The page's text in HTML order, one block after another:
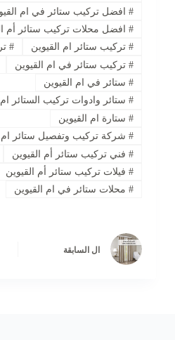
#افضل تركيب ستائر في ام
#افضل محلات تركيب ستائر أم
#تركيب ستائر ام القيوين #
#تركيب ستائر في ام القيوين
#ستائر في ام القيوين
#ستائر وادوات تركيب الستائر ام
#ستارة ام القيوين
#شركة تركيب وتفصيل ستائر ام
#فني تركيب ستائر أم القيوين
#‏فيلات تركيب ستائر أم القيوين
#محلات ستائر في ام القيوين
ال السابقة